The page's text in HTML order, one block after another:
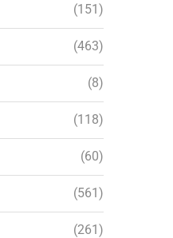
(151)
(463)
(8)
(118)
(60)
(561)
(261)